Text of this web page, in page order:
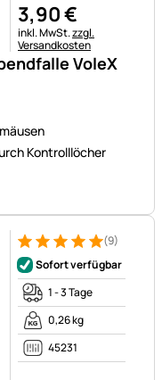
VoleX
Kontrolllöcher
3,90€
Steuerhinweis:
inkl. MwSt.zzgl.
Versandkosten
Bewertung: 5 von 5 (9
9 Bewertungen
(9)
Sofort verfügbar
1 - 3 Tage
0,26 kg
45231